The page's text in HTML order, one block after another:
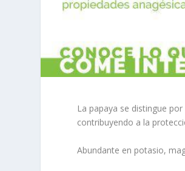
La papaya se distingue
contribuyendo a la
Abundante en potasio,